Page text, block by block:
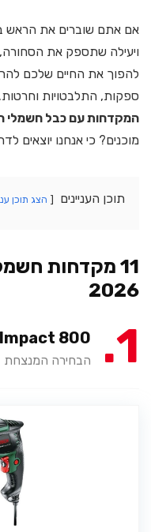
אם אתם שוברים את הראש
ויעילה שתספק את
להפוך את החיים שלכם
ספקות, התלבטויות
המקדחות עם כבל חשמלי
מוכנים? כי אנחנו יוצאים
תוכן העניינים הצג תוכן
11 מקדחות
2026
1
800
הבחירה המנצחת